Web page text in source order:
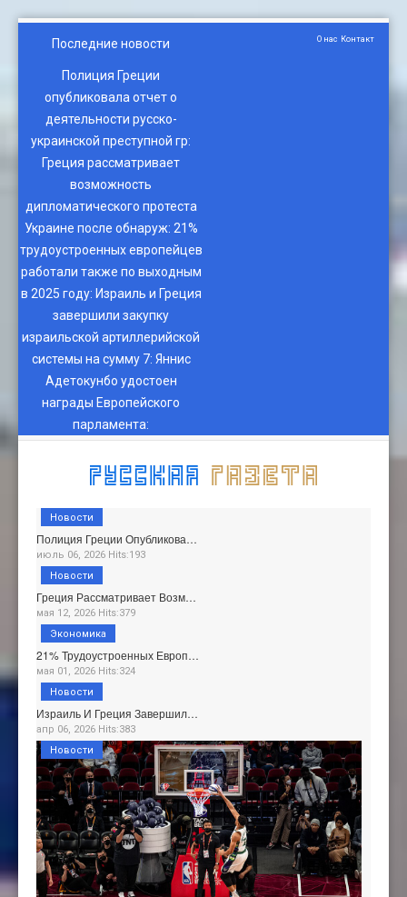
Последние новости
Полиция Греции
опубликовала отчет о
деятельности русско-
украинской преступной гр:
Греция рассматривает
возможность
дипломатического протеста
Украине после обнаруж: 21%
трудоустроенных европейцев
работали также по выходным
в 2025 году: Израиль и Греция
завершили закупку
израильской артиллерийской
системы на сумму 7: Яннис
Адетокунбо удостоен
награды Европейского
парламента:
О нас Контакт
Полиция Греции Опубликова…
июль 06, 2026 Hits:193
Новости
Греция Рассматривает Возм…
мая 12, 2026 Hits:379
Новости
21% Трудоустроенных Европ…
мая 01, 2026 Hits:324
Экономика
Израиль И Греция Завершил…
апр 06, 2026 Hits:383
Новости
Новости